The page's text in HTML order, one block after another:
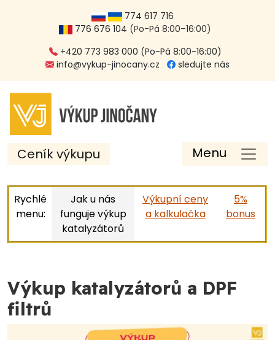
774 617 716
776 676 104 (Po-Pá 8:00–16:00)
+420 773 983 000 (Po-Pá 8:00-16:00)
info@vykup-jinocany.cz
sledujte nás
Ceník výkupu Menu
Rychlé
menu:
Jak u nás
funguje výkup
katalyzátorů
Výkupní ceny
a kalkulačka
5%
bonus
Výkup katalyzátorů a DPF
filtrů